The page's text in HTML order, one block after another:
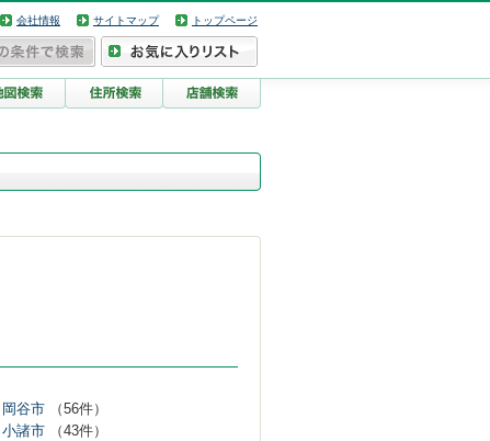
会社情報 サイトマップ トップページ
岡谷市
（56件）
小諸市
（43件）